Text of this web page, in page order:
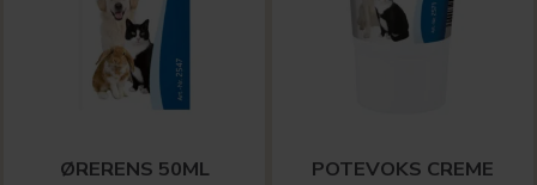
ØRERENS 50ML POTEVOKS CREME